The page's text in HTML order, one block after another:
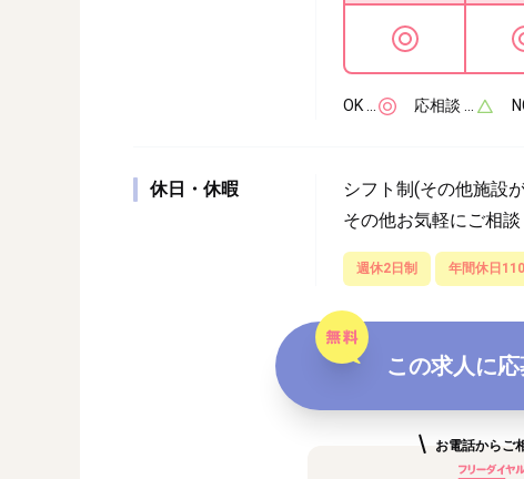
OK … 応相談 …
休日・休暇
シフト制(その他施設
その他お気軽にご相
週休2日制 年間休日
この求人に
お電話からご